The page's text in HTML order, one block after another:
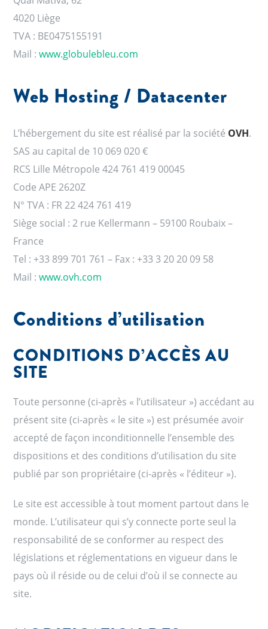
4020 Liège
TVA : BE0475155191
Mail :www.globulebleu.com
Web Hosting / Datacenter
L’hébergement du site est réalisé par la société OVH.
SAS au capital de 10 069 020 €
RCS Lille Métropole 424 761 419 00045
Code APE 2620Z
N° TVA : FR 22 424 761 419
Siège social : 2 rue Kellermann – 59100 Roubaix –
France
Tel : +33 899 701 761 – Fax : +33 3 20 20 09 58
Mail :www.ovh.com
Conditions d’utilisation
CONDITIONS D’ACCÈS AU
SITE
Toute personne (ci-après « l’utilisateur ») accédant au
présent site (ci-après « le site ») est présumée avoir
accepté de façon inconditionnelle l’ensemble des
dispositions et des conditions d’utilisation du site
publié par son propriétaire (ci-après « l’éditeur »).
Le site est accessible à tout moment partout dans le
monde. L’utilisateur qui s’y connecte porte seul la
responsabilité de se conformer au respect des
législations et réglementations en vigueur dans le
pays où il réside ou de celui d’où il se connecte au
site.